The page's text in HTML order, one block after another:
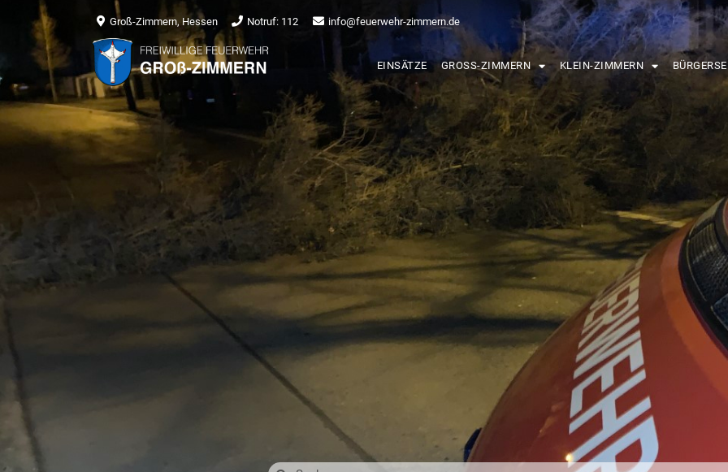
Groß-Zimmern, Hessen Notruf: 112 info@feuerwehr-zimmern.de
EINSÄTZE GROSS-ZIMMERN KLEIN-ZIMMERN